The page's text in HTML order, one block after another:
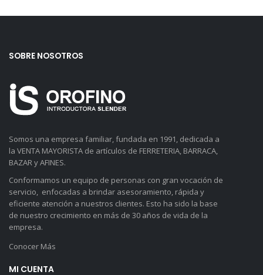
SOBRE NOSOTROS
Somos una empresa familiar, fundada en 1991, dedicada a
la VENTA MAYORISTA de artículos de FERRETERIA, BARRACA,
BAZAR y AFINES.
Conformamos un equipo de personas con gran vocación de
servicio, enfocadas a brindar asesoramiento, rápida y
eficiente atención a nuestros clientes. Esto ha sido la base
de nuestro crecimiento en más de 30 años de vida de la
empresa.
Conocer Más
MI CUENTA